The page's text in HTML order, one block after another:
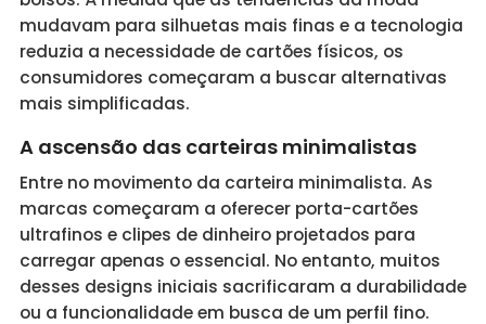
mudavam para silhuetas mais finas e a tecnologia
reduzia a necessidade de cartões físicos, os
consumidores começaram a buscar alternativas
mais simplificadas.
A ascensão das carteiras minimalistas
Entre no movimento da carteira minimalista. As
marcas começaram a oferecer porta-cartões
ultrafinos e clipes de dinheiro projetados para
carregar apenas o essencial. No entanto, muitos
desses designs iniciais sacrificaram a durabilidade
ou a funcionalidade em busca de um perfil fino.